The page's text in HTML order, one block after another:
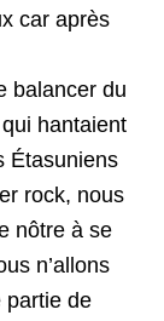
car après
balancer du
hantaient
Étasuniens
rock, nous
nôtre à se
n’allons
partie de